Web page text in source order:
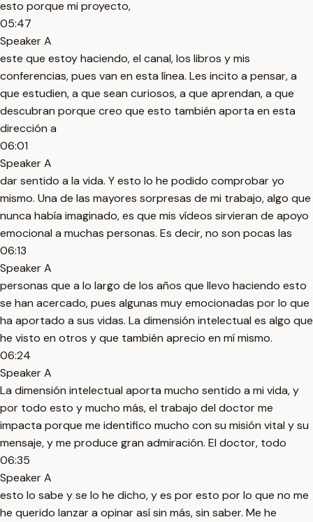
esto porque mi proyecto,
05:47
Speaker A
este que estoy haciendo, el canal, los libros y mis
conferencias, pues van en esta línea. Les incito a pensar, a
que estudien, a que sean curiosos, a que aprendan, a que
descubran porque creo que esto también aporta en esta
dirección a
06:01
Speaker A
dar sentido a la vida. Y esto lo he podido comprobar yo
mismo. Una de las mayores sorpresas de mi trabajo, algo que
nunca había imaginado, es que mis vídeos sirvieran de apoyo
emocional a muchas personas. Es decir, no son pocas las
06:13
Speaker A
personas que a lo largo de los años que llevo haciendo esto
se han acercado, pues algunas muy emocionadas por lo que
ha aportado a sus vidas. La dimensión intelectual es algo que
he visto en otros y que también aprecio en mí mismo.
06:24
Speaker A
La dimensión intelectual aporta mucho sentido a mi vida, y
por todo esto y mucho más, el trabajo del doctor me
impacta porque me identifico mucho con su misión vital y su
mensaje, y me produce gran admiración. El doctor, todo
06:35
Speaker A
esto lo sabe y se lo he dicho, y es por esto por lo que no me
he querido lanzar a opinar así sin más, sin saber. Me he